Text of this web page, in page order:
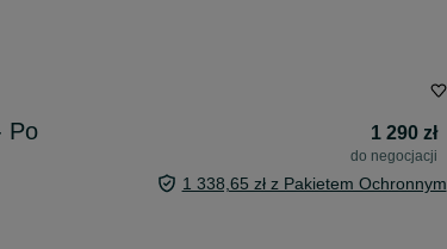
Po
1 290 zł
do negocjacji
1 338,65 zł z Pakietem Ochronnym